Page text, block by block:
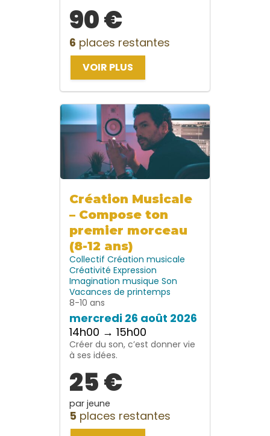
90 €
6 places restantes
VOIR PLUS
Création Musicale
– Compose ton
premier morceau
(8-12 ans)
Collectif Création musicale
Créativité Expression
Imagination musique Son
Vacances de printemps
8-10 ans
mercredi 26 août 2026
14h00 → 15h00
Créer du son, c’est donner vie
à ses idées.
25 €
par jeune
5 places restantes